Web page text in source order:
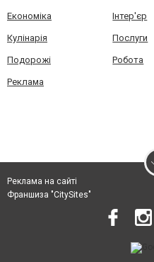
Економіка Інтер'єр
Кулінарія Послуги
Подорожі Робота
Реклама
Реклама на сайті
Франшиза "CitySites"